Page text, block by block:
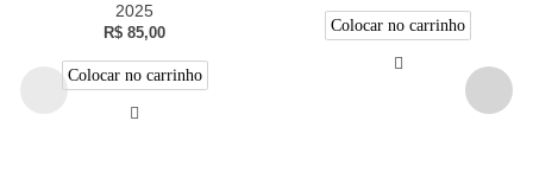
2025
R$ 85,00
Colocar no carrinho
Colocar no carrinho